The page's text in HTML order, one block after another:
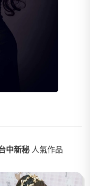
中新秘 人氣作品